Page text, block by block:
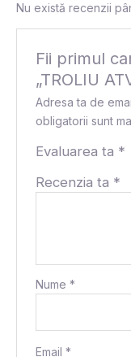
Nu există recenzii
Fii primul
„TROLIU
Adresa ta de
obligatorii sunt
Evaluarea ta *
Recenzia ta *
Nume*
Email*